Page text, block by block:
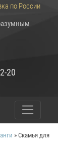
по России
20
»Скамья для